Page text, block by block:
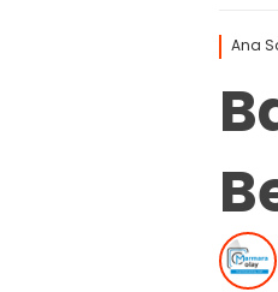
Ana